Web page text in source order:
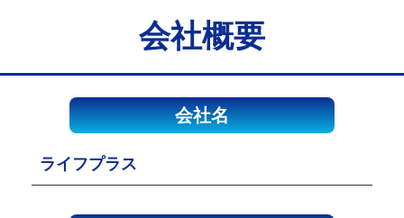
会社概要
会社名
ライフプラス